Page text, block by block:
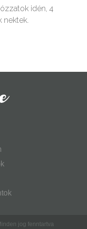
idén, 4
nektek.
jog fenntartva